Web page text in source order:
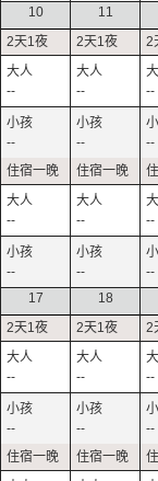
10
--
--
--
--
11
--
--
--
--
--
--
--
--
17
--
--
18
--
--
--
--